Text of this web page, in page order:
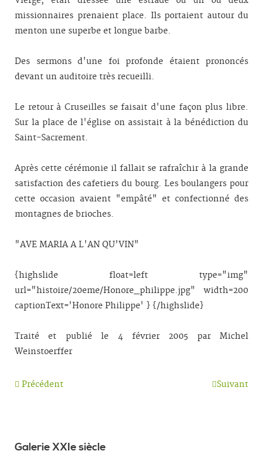
missionnaires prenaient place. Ils portaient autour du
menton une superbe et longue barbe.
Des sermons d'une foi profonde étaient prononcés
devant un auditoire très recueilli.
Le retour à Cruseilles se faisait d'une façon plus libre.
Sur la place de l'église on assistait à la bénédiction du
Saint-Sacrement.
Après cette cérémonie il fallait se rafraîchir à la grande
satisfaction des cafetiers du bourg. Les boulangers pour
cette occasion avaient "empâté" et confectionné des
montagnes de brioches.
"AVE MARIA A L'AN QU'VIN"
{highslide float=left type="img"
url="histoire/20eme/Honore_philippe.jpg" width=200
captionText='Honore Philippe' } {/highslide}
Traité et publié le 4 février 2005 par Michel
Weinstoerffer
Précédent Suivant
Galerie XXIe siècle